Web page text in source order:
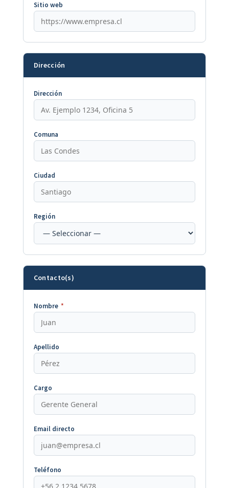
Sitio web
Dirección
Dirección
Comuna
Ciudad
Región
Contacto(s)
Nombre *
Apellido
Cargo
Email directo
Teléfono